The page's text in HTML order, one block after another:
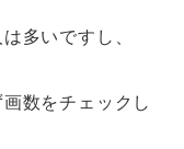
多いですし、
数をチェックし